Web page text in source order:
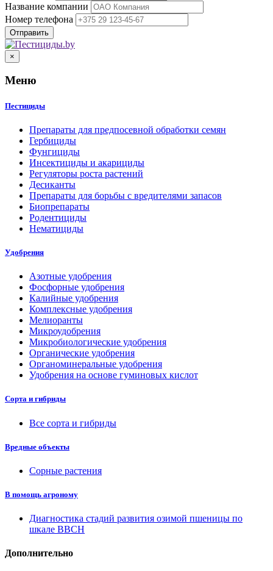
Название компании
Номер телефона
×
Меню
Пестициды
Препараты для предпосевной обработки семян
Гербициды
Фунгициды
Инсектициды и акарициды
Регуляторы роста растений
Десиканты
Препараты для борьбы с вредителями запасов
Биопрепараты
Родентициды
Нематициды
Удобрения
Азотные удобрения
Фосфорные удобрения
Калийные удобрения
Комплексные удобрения
Мелиоранты
Микроудобрения
Микробиологические удобрения
Органические удобрения
Органоминеральные удобрения
Удобрения на основе гуминовых кислот
Сорта и гибриды
Все сорта и гибриды
Вредные объекты
Сорные растения
В помощь агроному
Диагностика стадий развития озимой пшеницы по
шкале ВВСН
Дополнительно